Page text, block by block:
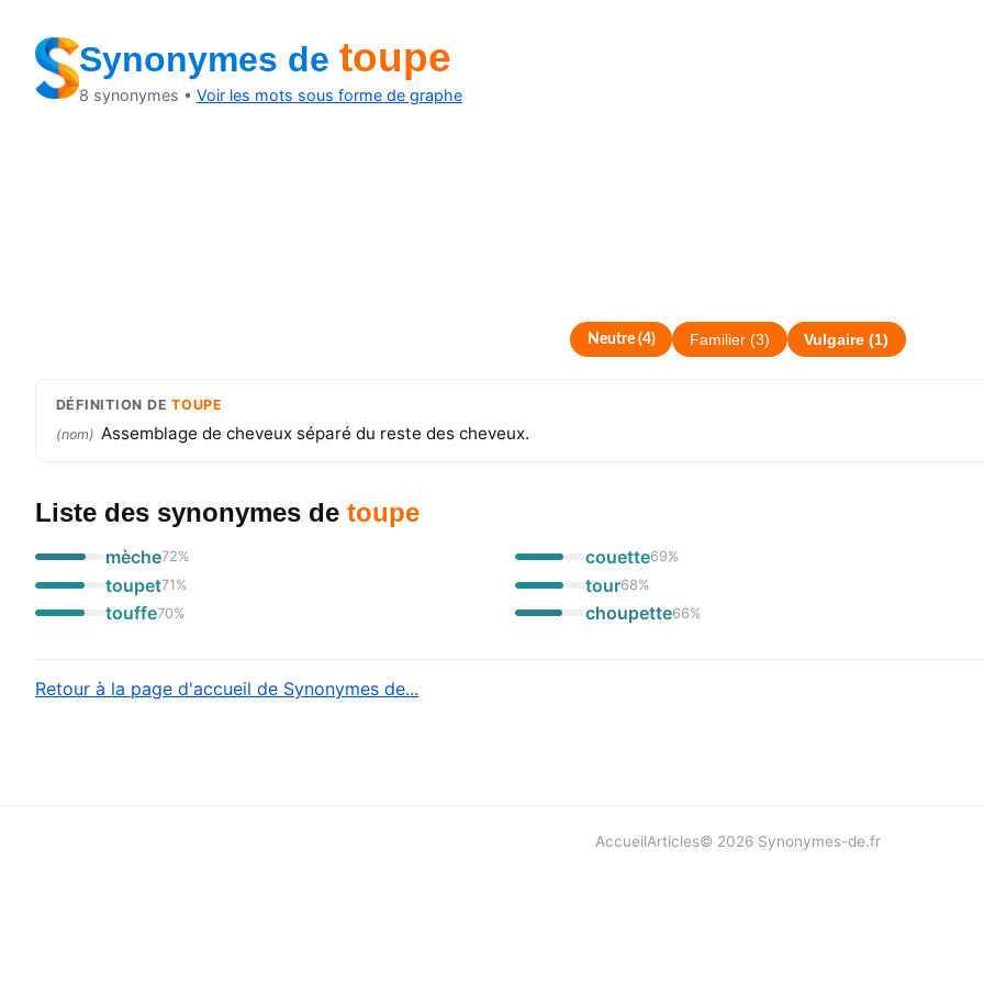
Synonymes de toupe
8 synonymes • Voir les mots sous forme de graphe
Neutre(4) Familier (3) Vulgaire (1)
DÉFINITION DETOUPE
(nom) Assemblage de cheveux séparé du reste des cheveux.
Liste des synonymes de toupe
mèche72%
toupet71 %
touffe70%
couette69%
tour68%
choupette66%
Retour à la page d'accueil de Synonymes de...
AccueilArticles© 2026 Synonymes-de.fr